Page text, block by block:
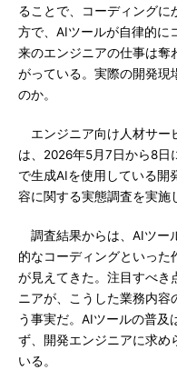
ることで、コーディングに
方で、AIツールが自律的に
来のエンジニアの仕事は奪
がっている。実際の開発現
のか。
エンジニア向け人材サー
は、2026年5月7日から8日
で生成AIを使用している開
容に関する実態調査を実施
調査結果からは、AIツー
的なコーディングといった
が見えてきた。注目すべき
ニアが、こうした業務内容
う事実だ。AIツールの普及
ず、開発エンジニアに求め
いる。